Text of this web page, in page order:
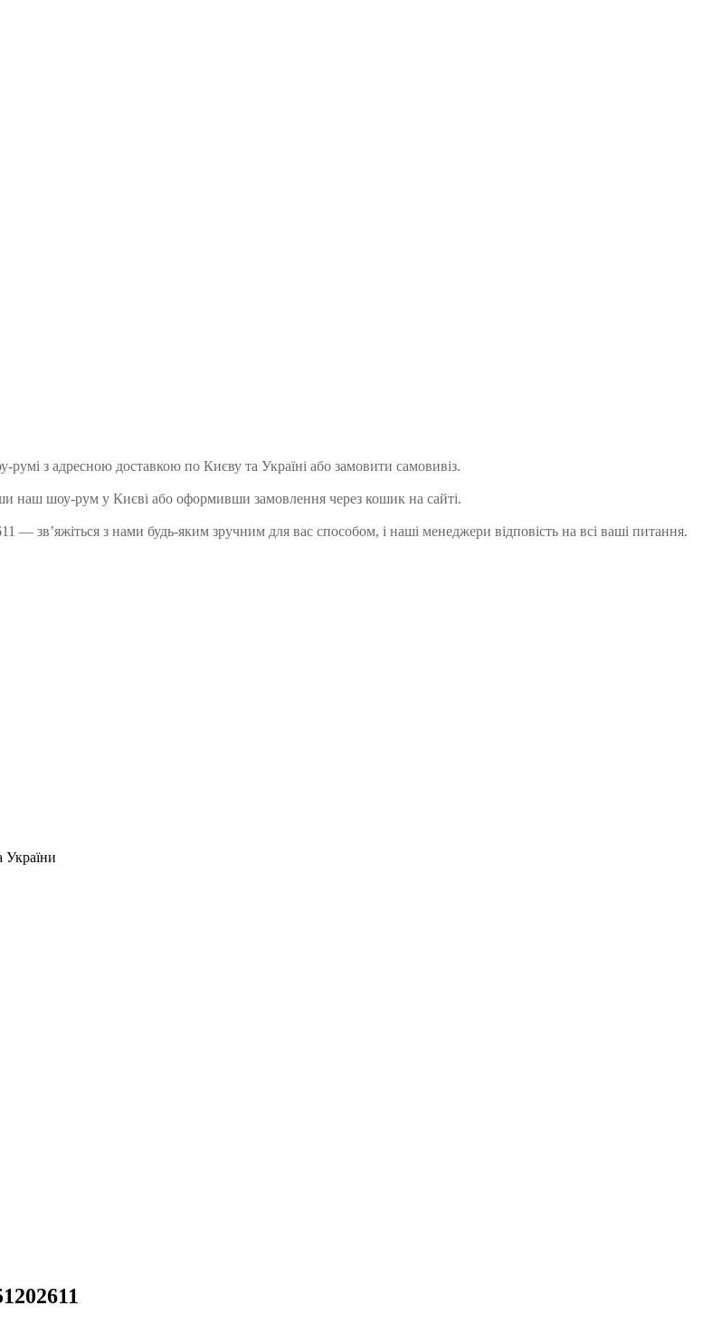
з адресною доставкою по Києву та Україні або замовити самовивіз.
наш шоу-рум у Києві або оформивши замовлення через кошик на сайті.
зв’яжіться з нами будь-яким зручним для вас способом, і наші менеджери відповість на всі ваші питання.
України